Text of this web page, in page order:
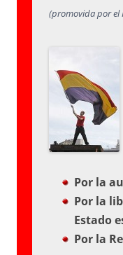
(promovida por el
Por la
Por la
Estado
Por la